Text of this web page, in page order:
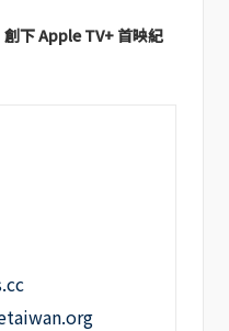
下 Apple TV+ 首映紀